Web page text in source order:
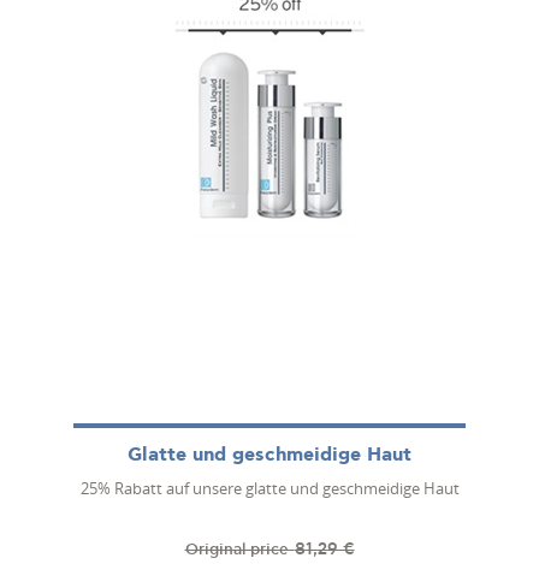
Glatte und geschmeidige Haut
25% Rabatt auf unsere glatte und geschmeidige Haut
Original price81,29 €